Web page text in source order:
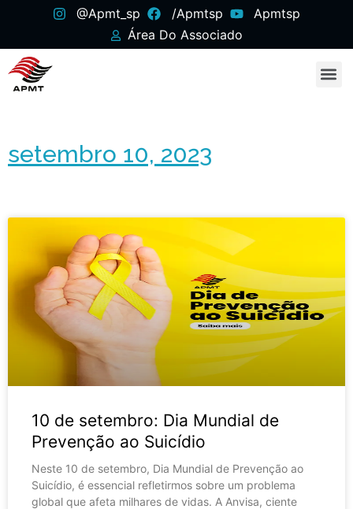
@apmt_sp /apmtsp
Apmtsp
Área Do Associado
setembro 10, 2023
10 de setembro: Dia Mundial de
Prevenção ao Suicídio
Neste 10 de setembro, Dia Mundial de Prevenção ao
Suicídio, é essencial refletirmos sobre um problema
global que afeta milhares de vidas. A Anvisa, ciente